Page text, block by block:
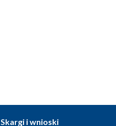
Skargi i wnioski